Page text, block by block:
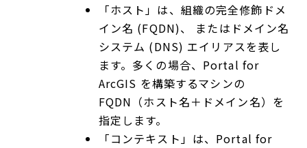
「ホスト」は、組織の完全修飾ドメ
イン名 (FQDN)、 またはドメイン名
システム (DNS) エイリアスを表し
ます。多くの場合、Portal for
ArcGIS を構築するマシンの
FQDN（ホスト名＋ドメイン名）を
指定します。
「コンテキスト」は、Portal for